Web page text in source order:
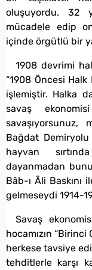
oluşuyordu. 32
mücadele edip
içinde örgütlü bir
1908 devrimi
“1908 Öncesi
işlemiştir. Halka
savaş
savaşıyorsunuz,
Bağdat
hayvan
dayanmadan
Bâb-ı Âli Baskını
gelmeseydi 1914-
Savaş
hocamızın “Birinci
herkese tavsiye
tehditlerle karşı